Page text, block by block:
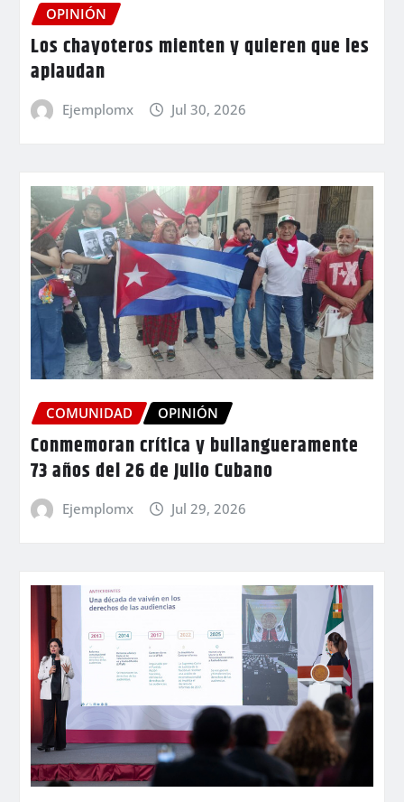
OPINIÓN
Los chayoteros mienten y quieren que les
aplaudan
Ejemplomx Jul 30, 2026
COMUNIDAD OPINIÓN
Conmemoran crítica y bullangueramente
73 años del 26 de Julio Cubano
Ejemplomx Jul 29, 2026